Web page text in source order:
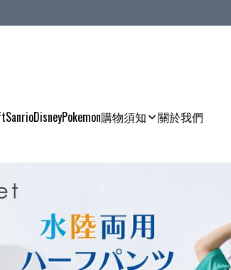
SanrioDisneyPokemon購物須知 關於我們